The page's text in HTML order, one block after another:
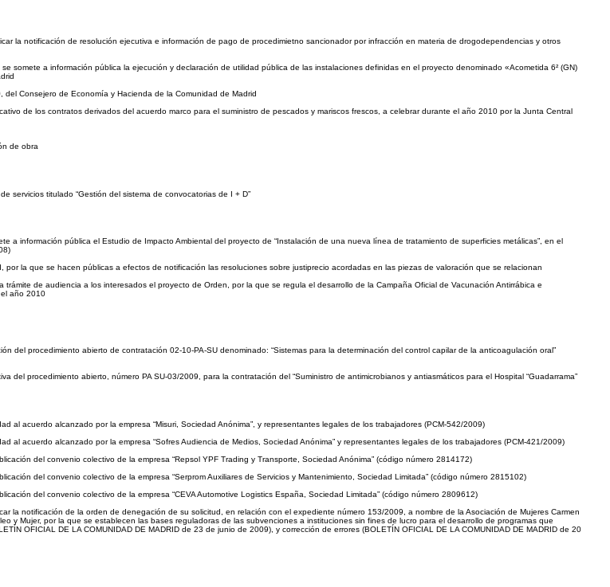
la notificación de resolución ejecutiva e información de pago de procedimietno sancionador por infracción en materia de drogodependencias y otros
somete a información pública la ejecución y declaración de utilidad pública de las instalaciones definidas en el proyecto denominado «Acometida 6² (GN)
Consejero de Economía y Hacienda de la Comunidad de Madrid
de los contratos derivados del acuerdo marco para el suministro de pescados y mariscos frescos, a celebrar durante el año 2010 por la Junta Central
de obra
servicios titulado “Gestión del sistema de convocatorias de I + D”
información pública el Estudio de Impacto Ambiental del proyecto de “Instalación de una nueva línea de tratamiento de superficies metálicas”, en el
la que se hacen públicas a efectos de notificación las resoluciones sobre justiprecio acordadas en las piezas de valoración que se relacionan
de audiencia a los interesados el proyecto de Orden, por la que se regula el desarrollo de la Campaña Oficial de Vacunación Antirrábica e
año 2010
del procedimiento abierto de contratación 02-10-PA-SU denominado: “Sistemas para la determinación del control capilar de la anticoagulación oral”
procedimiento abierto, número PA SU-03/2009, para la contratación del “Suministro de antimicrobianos y antiasmáticos para el Hospital “Guadarrama”
acuerdo alcanzado por la empresa “Misuri, Sociedad Anónima”, y representantes legales de los trabajadores (PCM-542/2009)
acuerdo alcanzado por la empresa “Sofres Audiencia de Medios, Sociedad Anónima” y representantes legales de los trabajadores (PCM-421/2009)
del convenio colectivo de la empresa “Repsol YPF Trading y Transporte, Sociedad Anónima” (código número 2814172)
del convenio colectivo de la empresa “Serprom Auxiliares de Servicios y Mantenimiento, Sociedad Limitada” (código número 2815102)
del convenio colectivo de la empresa “CEVA Automotive Logistics España, Sociedad Limitada” (código número 2809612)
la notificación de la orden de denegación de su solicitud, en relación con el expediente número 153/2009, a nombre de la Asociación de Mujeres Carmen
y Mujer, por la que se establecen las bases reguladoras de las subvenciones a instituciones sin fines de lucro para el desarrollo de programas que
OFICIAL DE LA COMUNIDAD DE MADRID de 23 de junio de 2009), y corrección de errores (BOLETÍN OFICIAL DE LA COMUNIDAD DE MADRID de 20